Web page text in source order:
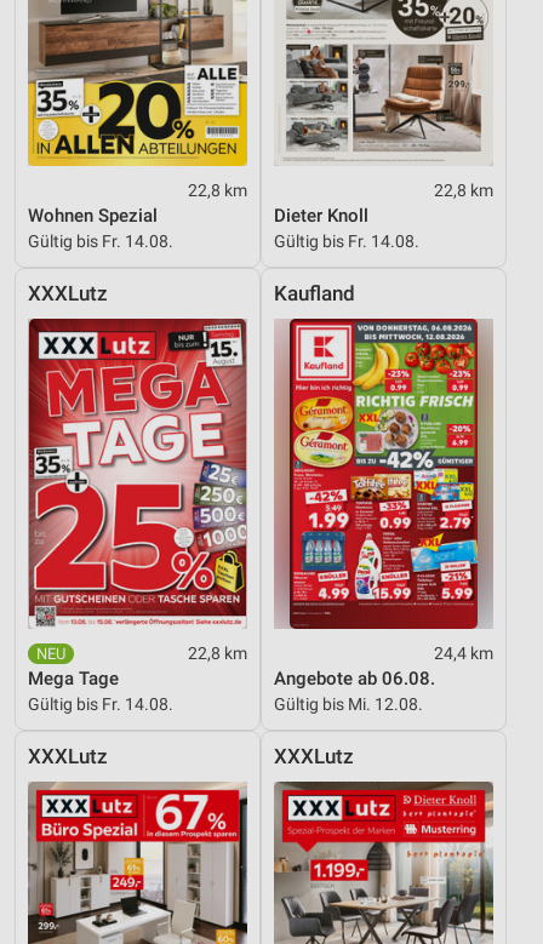
22,8 km
Wohnen Spezial
Gültig bis Fr. 14.08.
22,8 km
Dieter Knoll
Gültig bis Fr. 14.08.
XXXLutz
22,8 km
Mega Tage
Gültig bis Fr. 14.08.
Kaufland
24,4 km
Angebote ab 06.08.
Gültig bis Mi. 12.08.
XXXLutz XXXLutz